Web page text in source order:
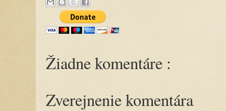
Žiadne komentáre :
Zverejnenie komentára